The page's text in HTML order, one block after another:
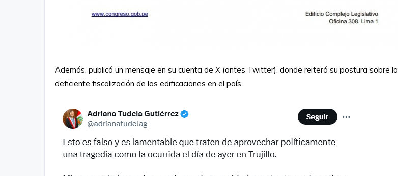
Además, publicó un mensaje en su cuenta de X (antes Twitter), donde reiteró su postura sobre la
deficiente fiscalización de las edificaciones en el país.